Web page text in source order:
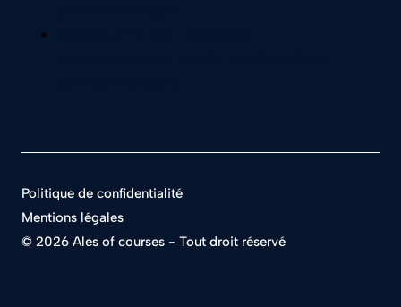
© 2026 Ales of courses - Tout droit réservé
Politique de confidentialité
Mentions légales